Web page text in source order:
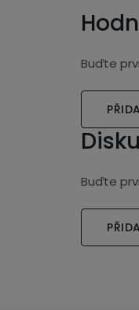
Buďte
Buďte